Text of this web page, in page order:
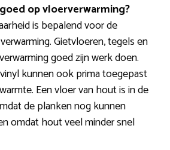
op vloerverwarming?
is bepalend voor de
Gietvloeren, tegels en
goed zijn werk doen.
kunnen ook prima toegepast
Een vloer van hout is in de
de planken nog kunnen
omdat hout veel minder snel